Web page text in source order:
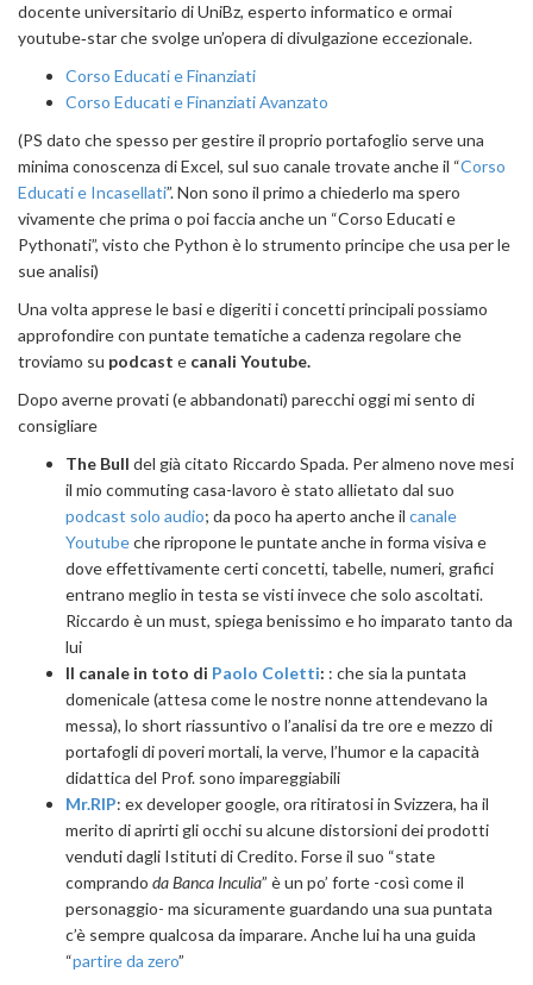
docente universitario di UniBz, esperto informatico e ormai
youtube‑star che svolge un’opera di divulgazione eccezionale.
Corso Educati e Finanziati
Corso Educati e Finanziati Avanzato
(PS dato che spesso per gestire il proprio portafoglio serve una
minima conoscenza di Excel, sul suo canale trovate anche il “Corso
Educati e Incasellati”. Non sono il primo a chiederlo ma spero
vivamente che prima o poi faccia anche un “Corso Educati e
Pythonati”, visto che Python è lo strumento principe che usa per le
sue analisi)
Una volta apprese le basi e digeriti i concetti principali possiamo
approfondire con puntate tematiche a cadenza regolare che
troviamo su podcast e canali Youtube.
Dopo averne provati (e abbandonati) parecchi oggi mi sento di
consigliare
The Bull del già citato Riccardo Spada. Per almeno nove mesi
il mio commuting casa-lavoro è stato allietato dal suo
podcast solo audio; da poco ha aperto anche il canale
Youtubeche ripropone le puntate anche in forma visiva e
dove effettivamente certi concetti, tabelle, numeri, grafici
entrano meglio in testa se visti invece che solo ascoltati.
Riccardo è un must, spiega benissimo e ho imparato tanto da
lui
Il canale in toto di Paolo Coletti: : che sia la puntata
domenicale (attesa come le nostre nonne attendevano la
messa), lo short riassuntivo o l’analisi da tre ore e mezzo di
portafogli di poveri mortali, la verve, l’humor e la capacità
didattica del Prof. sono impareggiabili
Mr.RIP: ex developer google, ora ritiratosi in Svizzera, ha il
merito di aprirti gli occhi su alcune distorsioni dei prodotti
venduti dagli Istituti di Credito. Forse il suo “state
comprando da Banca Inculia” è un po’ forte -così come il
personaggio- ma sicuramente guardando una sua puntata
c’è sempre qualcosa da imparare. Anche lui ha una guida
“partire da zero”